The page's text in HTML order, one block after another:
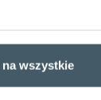
wszystkie